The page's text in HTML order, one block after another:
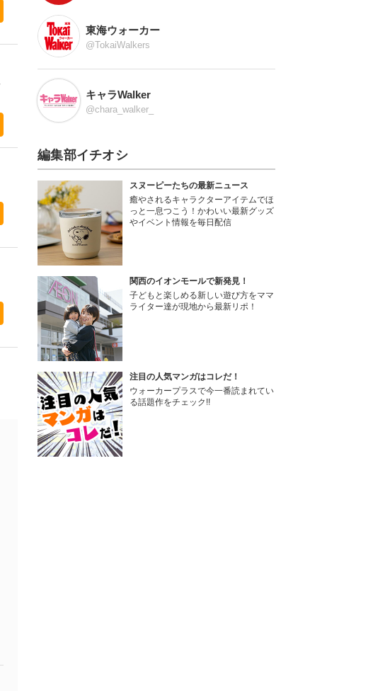
東海ウォーカー
@TokaiWalkers
キャラWalker
@chara_walker_
編集部イチオシ
スヌーピーたちの最新ニュース
癒やされるキャラクターアイテムでほ
っと一息つこう！かわいい最新グッズ
やイベント情報を毎日配信
関西のイオンモールで新発見！
子どもと楽しめる新しい遊び方をママ
ライター達が現地から最新リポ！
注目の人気マンガはコレだ！
ウォーカープラスで今一番読まれてい
る話題作をチェック!!